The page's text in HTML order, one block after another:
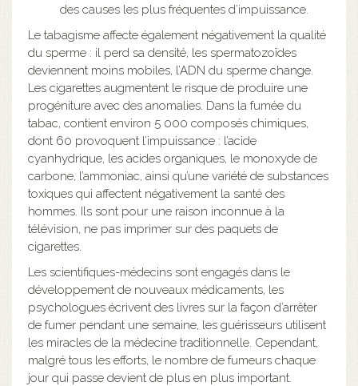
des causes les plus fréquentes d’impuissance.
Le tabagisme affecte également négativement la qualité
du sperme : il perd sa densité, les spermatozoïdes
deviennent moins mobiles, l’ADN du sperme change.
Les cigarettes augmentent le risque de produire une
progéniture avec des anomalies. Dans la fumée du
tabac, contient environ 5 000 composés chimiques,
dont 60 provoquent l’impuissance : l’acide
cyanhydrique, les acides organiques, le monoxyde de
carbone, l’ammoniac, ainsi qu’une variété de substances
toxiques qui affectent négativement la santé des
hommes. Ils sont pour une raison inconnue à la
télévision, ne pas imprimer sur des paquets de
cigarettes.
Les scientifiques-médecins sont engagés dans le
développement de nouveaux médicaments, les
psychologues écrivent des livres sur la façon d’arrêter
de fumer pendant une semaine, les guérisseurs utilisent
les miracles de la médecine traditionnelle. Cependant,
malgré tous les efforts, le nombre de fumeurs chaque
jour qui passe devient de plus en plus important.